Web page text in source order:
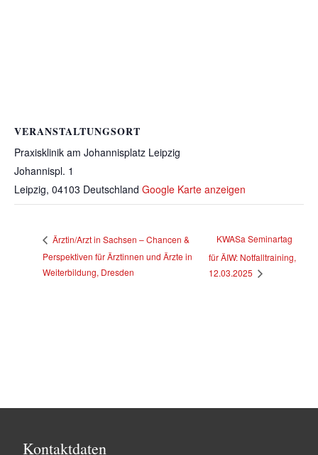
VERANSTALTUNGSORT
Praxisklinik am Johannisplatz Leipzig
Johannispl. 1
Leipzig, 04103 Deutschland Google Karte anzeigen
Ärztin/Arzt in Sachsen – Chancen &
Perspektiven für Ärztinnen und Ärzte in
Weiterbildung, Dresden
KWASa Seminartag
für ÄIW: Notfalltraining,
12.03.2025
Kontaktdaten